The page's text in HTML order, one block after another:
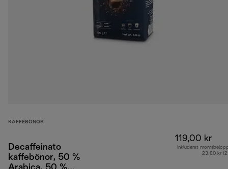
KAFFEBÖNOR
Decaffeinato
kaffebönor, 50 %
119,00 kr
Inkluderat
23,80 kr